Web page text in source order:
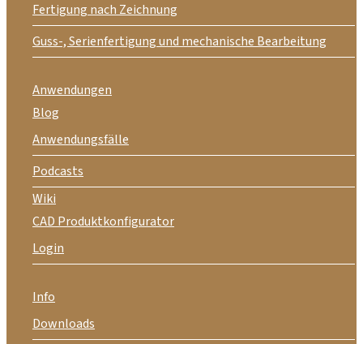
Fertigung nach Zeichnung
Guss-, Serienfertigung und mechanische Bearbeitung
Anwendungen
Blog
Anwendungsfälle
Podcasts
Wiki
CAD Produktkonfigurator
Login
Info
Downloads